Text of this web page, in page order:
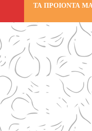
ΤΑ ΠΡΟΙΟΝΤΑ